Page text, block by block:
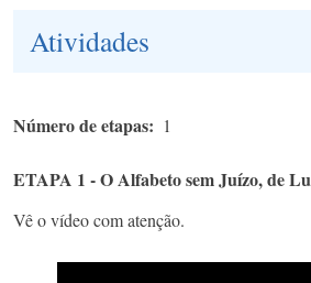
Atividades
Número de etapas 1
ETAPA 1 - O Alfabeto sem Juízo, de
Vê o vídeo com atenção.